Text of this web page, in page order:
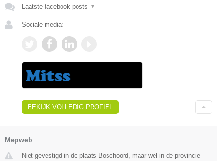
Laatste facebook posts ▼
Sociale media:
BEKIJK VOLLEDIG PROFIEL
Mepweb
Niet gevestigd in de plaats Boschoord, maar wel in de provincie